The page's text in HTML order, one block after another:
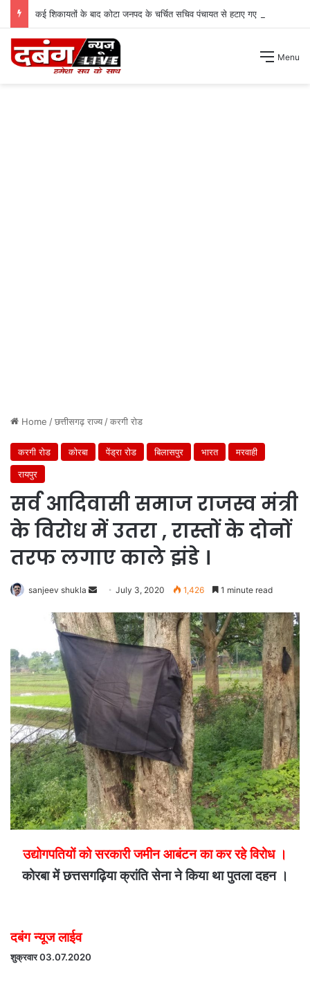
कई शिकायतों के बाद कोटा जनपद के चर्चित सचिव पंचायत से हटाए गए ।
Menu
Home /छत्तीसगढ़ राज्य/करगी रोड
करगी रोड कोरबा पेंड्रा रोड बिलासपुर भारत
मरवाही
रायपुर
सर्व आदिवासी समाज राजस्व मंत्री
के विरोध में उतरा , रास्तों के दोनों
तरफ लगाए काले झंडे ।
sanjeev shukla
Send
email
July 3, 2020 1,426 1 minute read
उद्योगपतियों को सरकारी जमीन आबंटन का कर रहे विरोध ।
कोरबा में छत्तसगढ़िया क्रांति सेना ने किया था पुतला दहन ।
दबंग न्यूज लाईव
शुक्रवार 03.07.2020